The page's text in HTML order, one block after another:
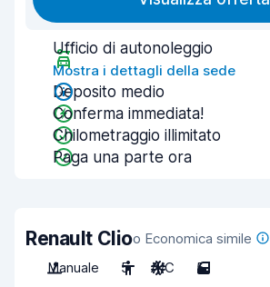
Ufficio di autonoleggio
Mostra i dettagli della sede
Deposito medio
Conferma immediata!
Chilometraggio illimitato
Paga una parte ora
Renault Clioo Economica simile
Manuale
5 A/C 5